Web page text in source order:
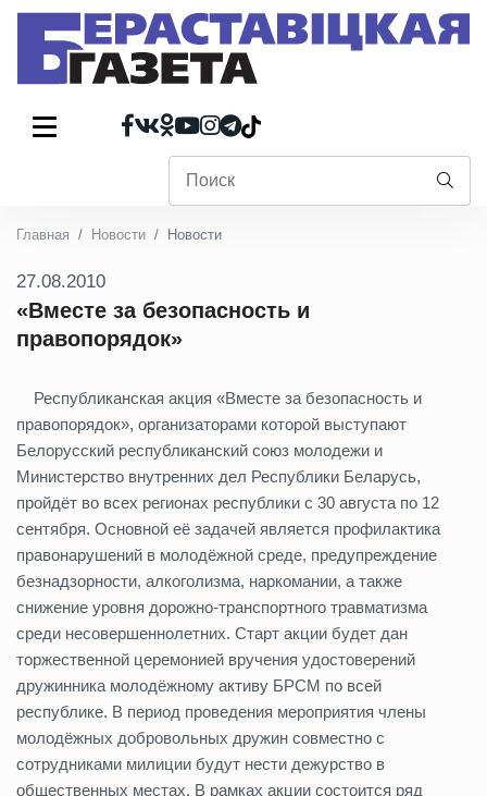
Главная Новости Новости
27.08.2010
«Вместе за безопасность и
правопорядок»
Республиканская акция «Вместе за безопасность и
правопорядок», организаторами которой выступают
Белорусский республиканский союз молодежи и
Министерство внутренних дел Республики Беларусь,
пройдёт во всех регионах республики с 30 августа по 12
сентября. Основной её задачей является профилактика
правонарушений в молодёжной среде, предупреждение
безнадзорности, алкоголизма, наркомании, а также
снижение уровня дорожно-транспортного травматизма
среди несовершеннолетних. Старт акции будет дан
торжественной церемонией вручения удостоверений
дружинника молодёжному активу БРСМ по всей
республике. В период проведения мероприятия члены
молодёжных добровольных дружин совместно с
сотрудниками милиции будут нести дежурство в
общественных местах. В рамках акции состоится ряд